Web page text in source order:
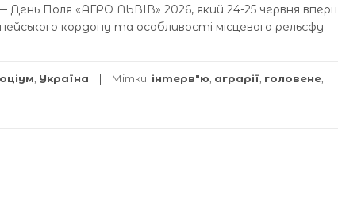
Поля «АГРО ЛЬВІВ» 2026, який 24-25 червня
кордону та особливості місцевого рельєфу
Україна Мітки: інтерв"ю аграрії головене